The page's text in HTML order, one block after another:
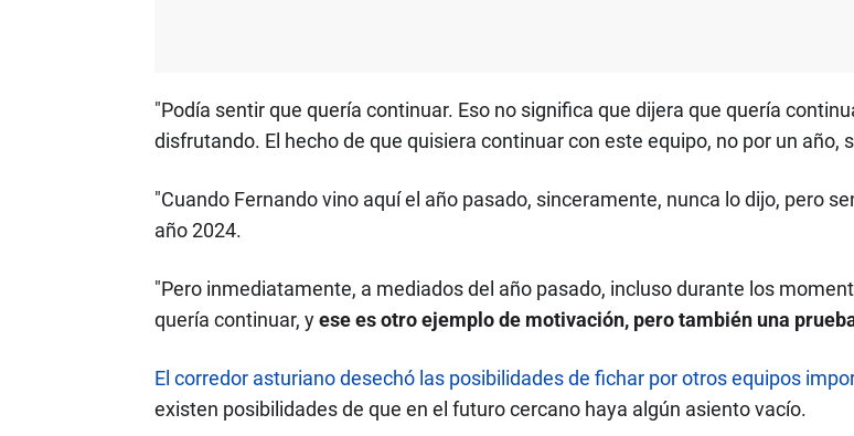
"Podía sentir que quería continuar. Eso no significa que dijera que quería
disfrutando. El hecho de que quisiera continuar con este equipo, no por un
"Cuando Fernando vino aquí el año pasado, sinceramente, nunca lo dijo, pero
año 2024.
"Pero inmediatamente, a mediados del año pasado, incluso durante los
quería continuar, yese es otro ejemplo de motivación, pero también una
El corredor asturiano desechó las posibilidades de fichar por otros equipos
existen posibilidades de que en el futuro cercano haya algún asiento vacío.